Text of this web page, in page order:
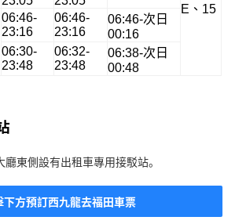
E、15
06:46-
23:16
06:46-
23:16
06:46-次日
00:16
06:30-
23:48
06:32-
23:48
06:38-次日
00:48
東側設有出租車專用接駁站。
下方預訂西九龍去福田車票